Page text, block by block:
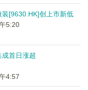
装[9630.HK]创上市新低
5:20
成首日涨超
4:57